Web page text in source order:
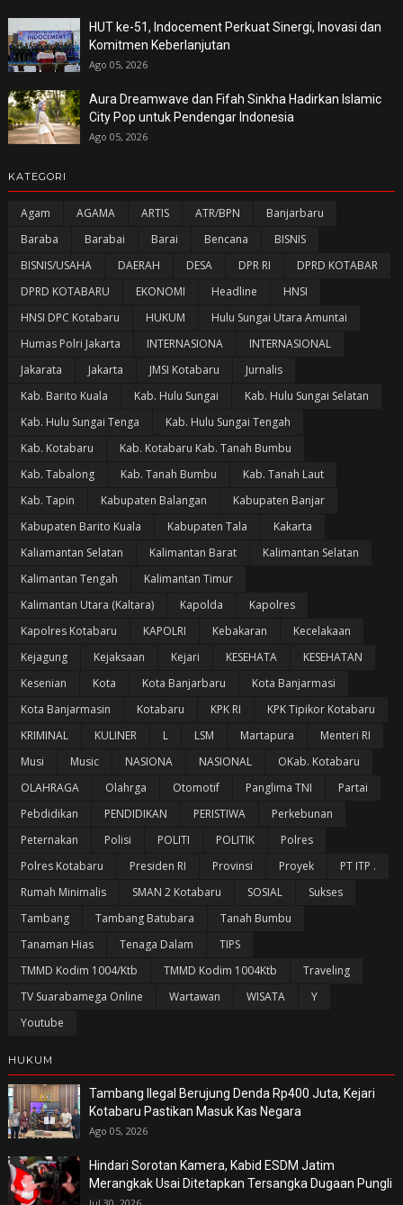
HUT ke-51, Indocement Perkuat Sinergi, Inovasi dan
Komitmen Keberlanjutan
Ago 05, 2026
Aura Dreamwave dan Fifah Sinkha Hadirkan Islamic
City Pop untuk Pendengar Indonesia
Ago 05, 2026
KATEGORI
Agam AGAMA ARTIS ATR/BPN
Banjarbaru
Baraba
Barabai Barai Bencana
BISNIS
BISNIS/USAHA
DAERAH DESA DPR RI
DPRD KOTABAR
DPRD KOTABARU
EKONOMI Headline
HNSI
HNSI DPC Kotabaru
HUKUM
Hulu Sungai Utara Amuntai
Humas Polri Jakarta
INTERNASIONA
INTERNASIONAL
Jakarata
Jakarta JMSI Kotabaru
Jurnalis
Kab. Barito Kuala
Kab. Hulu Sungai
Kab. Hulu Sungai Selatan
Kab. Hulu Sungai Tenga
Kab. Hulu Sungai Tengah
Kab. Kotabaru
Kab. Kotabaru Kab. Tanah Bumbu
Kab. Tabalong
Kab. Tanah Bumbu
Kab. Tanah Laut
Kab. Tapin
Kabupaten Balangan
Kabupaten Banjar
Kabupaten Barito Kuala
Kabupaten Tala
Kakarta
Kaliamantan Selatan
Kalimantan Barat
Kalimantan Selatan
Kalimantan Tengah
Kalimantan Timur
Kalimantan Utara (Kaltara)
Kapolda
Kapolres
Kapolres Kotabaru
KAPOLRI Kebakaran
Kecelakaan
Kejagung
Kejaksaan Kejari KESEHATA
KESEHATAN
Kesenian
Kota Kota Banjarbaru
Kota Banjarmasi
Kota Banjarmasin
Kotabaru KPK RI
KPK Tipikor Kotabaru
KRIMINAL
KULINER L LSM Martapura
Menteri RI
Musi
Music NASIONA NASIONAL
OKab. Kotabaru
OLAHRAGA
Olahrga Otomotif Panglima TNI
Partai
Pebdidikan
PENDIDIKAN PERISTIWA
Perkebunan
Peternakan
Polisi POLITI POLITIK
Polres
Polres Kotabaru
Presiden RI Provinsi Proyek
PT ITP .
Rumah Minimalis
SMAN 2 Kotabaru SOSIAL
Sukses
Tambang
Tambang Batubara
Tanah Bumbu
Tanaman Hias
Tenaga Dalam
TIPS
TMMD Kodim 1004/Ktb
TMMD Kodim 1004Ktb
Traveling
TV Suarabamega Online
Wartawan WISATA
Y
Youtube
HUKUM
Tambang Ilegal Berujung Denda Rp400 Juta, Kejari
Kotabaru Pastikan Masuk Kas Negara
Ago 05, 2026
Hindari Sorotan Kamera, Kabid ESDM Jatim
Merangkak Usai Ditetapkan Tersangka Dugaan Pungli